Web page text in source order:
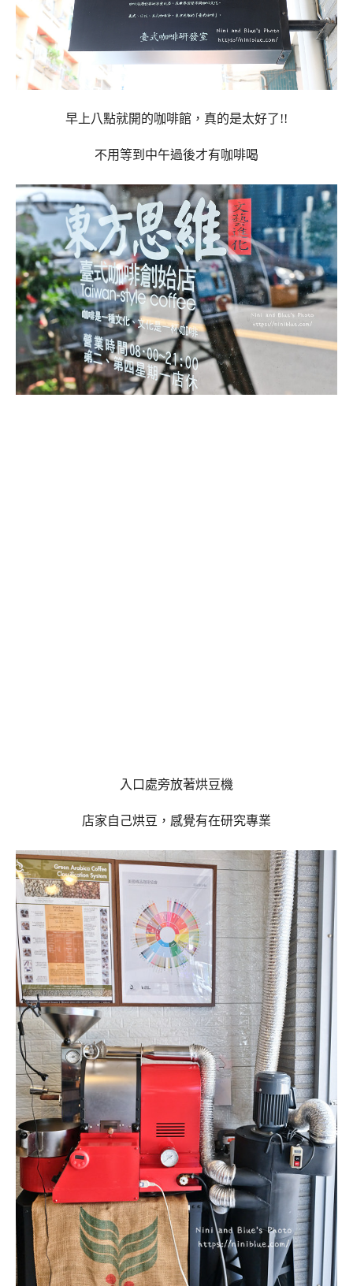
早上八點就開的咖啡館，真的是太好了!!
不用等到中午過後才有咖啡喝
入口處旁放著烘豆機
店家自己烘豆，感覺有在研究專業